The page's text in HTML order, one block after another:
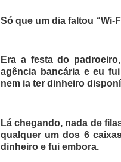
Só que um dia faltou “Wi-
Era a festa do
agência bancária e eu
nem ia ter dinheiro
Lá chegando, nada de
qualquer um dos 6
dinheiro e fui embora.